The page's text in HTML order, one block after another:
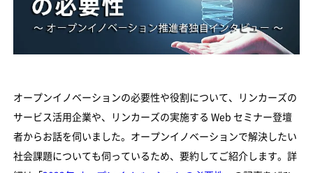
オープンイノベーションの必要性や役割について、リンカーズの
サービス活用企業や、リンカーズの実施する Web セミナー登壇
者からお話を伺いました。オープンイノベーションで解決したい
社会課題についても伺っているため、要約してご紹介します。詳